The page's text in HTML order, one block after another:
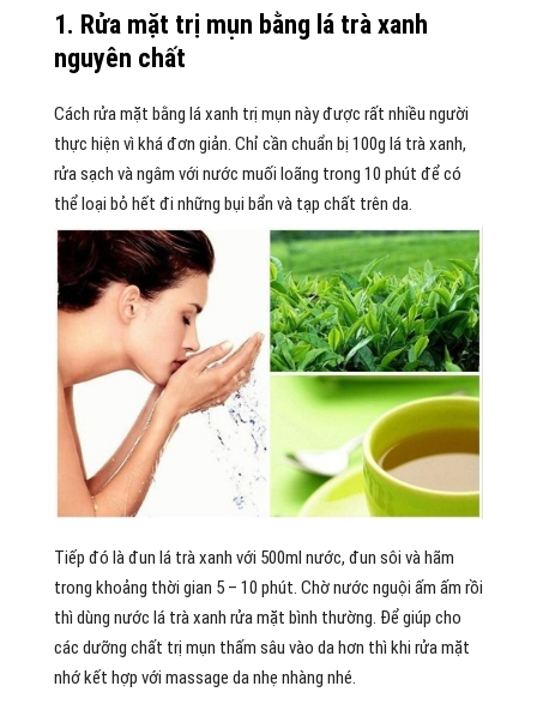
1. Rửa mặt trị mụn bằng lá trà xanh
nguyên chất
Cách rửa mặt bằng lá xanh trị mụn này được rất nhiều người
thực hiện vì khá đơn giản. Chỉ cần chuẩn bị 100g lá trà xanh,
rửa sạch và ngâm với nước muối loãng trong 10 phút để có
thể loại bỏ hết đi những bụi bẩn và tạp chất trên da.
Tiếp đó là đun lá trà xanh với 500ml nước, đun sôi và hãm
trong khoảng thời gian 5 – 10 phút. Chờ nước nguội ấm ấm rồi
thì dùng nước lá trà xanh rửa mặt bình thường. Để giúp cho
các dưỡng chất trị mụn thấm sâu vào da hơn thì khi rửa mặt
nhớ kết hợp với massage da nhẹ nhàng nhé.